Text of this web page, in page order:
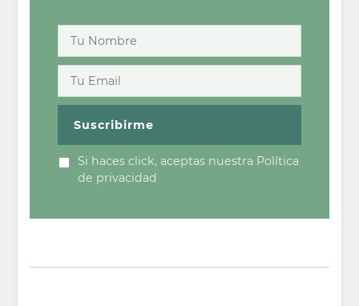
Si haces click, aceptas nuestra Política
de privacidad